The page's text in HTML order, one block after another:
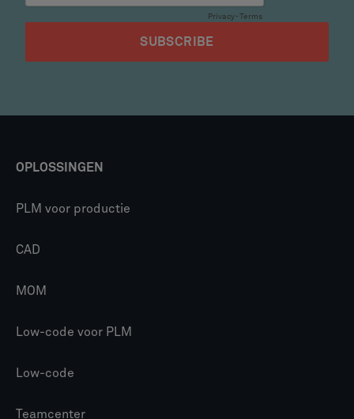
OPLOSSINGEN
PLM voor productie
CAD
MOM
Low-code voor PLM
Low-code
Teamcenter